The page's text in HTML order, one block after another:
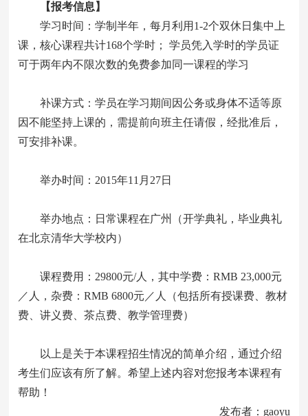
【报考信息】
学习时间：学制半年，每月利用1-2个双休日集中上
课，核心课程共计168个学时； 学员凭入学时的学员证
可于两年内不限次数的免费参加同一课程的学习
补课方式：学员在学习期间因公务或身体不适等原
因不能坚持上课的，需提前向班主任请假，经批准后，
可安排补课。
举办时间：2015年11月27日
举办地点：日常课程在广州（开学典礼，毕业典礼
在北京清华大学校内）
课程费用：29800元/人，其中学费：RMB 23,000元
／人，杂费：RMB 6800元／人（包括所有授课费、教材
费、讲义费、茶点费、教学管理费）
以上是关于本课程招生情况的简单介绍，通过介绍
考生们应该有所了解。希望上述内容对您报考本课程有
帮助！
发布者：gaoyu